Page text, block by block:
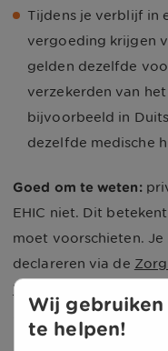
Tijdens je verblijf in
vergoeding krijgen
gelden dezelfde
verzekerden van
bijvoorbeeld in
dezelfde medische
Goed om te weten:
EHIC niet. Dit
moet voorschieten.
declareren via de
VGZ
Spanje, Oostenrijk,
Wij
te helpen!